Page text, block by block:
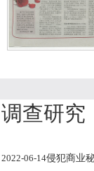
调查研究
2022-06-14侵犯商业